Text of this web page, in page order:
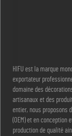
HIFU est la marque
exportateur
domaine des
artisanaux et des
entier, nous proposons
(OEM) et en conception
production de qualité